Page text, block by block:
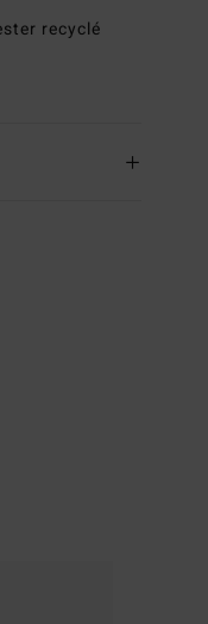
recyclé